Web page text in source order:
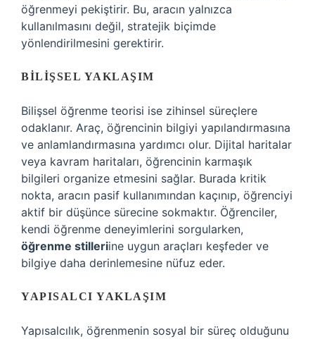
öğrenmeyi pekiştirir. Bu, aracın yalnızca
kullanılmasını değil, stratejik biçimde
yönlendirilmesini gerektirir.
BILIŞSEL YAKLAŞIM
Bilişsel öğrenme teorisi ise zihinsel süreçlere
odaklanır. Araç, öğrencinin bilgiyi yapılandırmasına
ve anlamlandırmasına yardımcı olur. Dijital haritalar
veya kavram haritaları, öğrencinin karmaşık
bilgileri organize etmesini sağlar. Burada kritik
nokta, aracın pasif kullanımından kaçınıp, öğrenciyi
aktif bir düşünce sürecine sokmaktır. Öğrenciler,
kendi öğrenme deneyimlerini sorgularken,
öğrenme stilleriine uygun araçları keşfeder ve
bilgiye daha derinlemesine nüfuz eder.
YAPISALCI YAKLAŞIM
Yapısalcılık, öğrenmenin sosyal bir süreç olduğunu